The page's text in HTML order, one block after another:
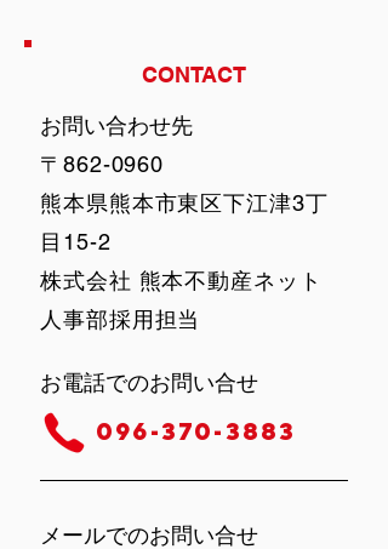
CONTACT
お問い合わせ先
〒862-0960
熊本県熊本市東区下江津3丁
目15-2
株式会社 熊本不動産ネット
人事部採用担当
お電話でのお問い合せ
096-370-3883
メールでのお問い合せ